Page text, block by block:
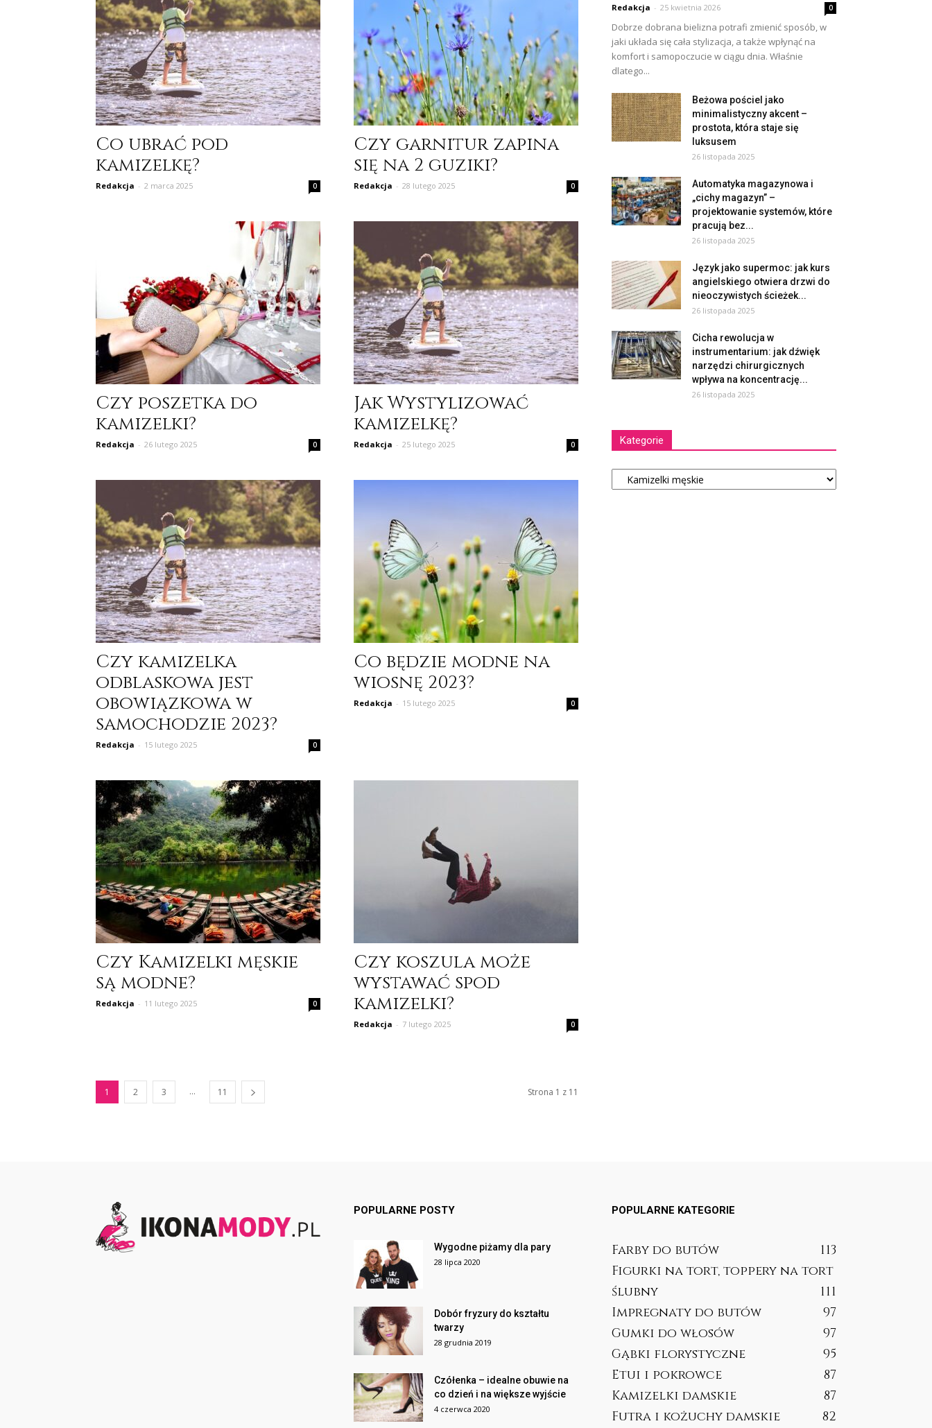
Co ubrać pod
kamizelkę?
Redakcja - 2 marca 2025 0
Czy garnitur zapina
się na 2 guziki?
Redakcja - 28 lutego 2025 0
Czy poszetka do
kamizelki?
Redakcja - 26 lutego 2025 0
Jak Wystylizować
kamizelkę?
Redakcja - 25 lutego 2025 0
Czy kamizelka
odblaskowa jest
obowiązkowa w
samochodzie 2023?
Redakcja - 15 lutego 2025 0
Co będzie modne na
wiosnę 2023?
Redakcja - 15 lutego 2025 0
Czy Kamizelki męskie
są modne?
Redakcja - 11 lutego 2025 0
Czy koszula może
wystawać spod
kamizelki?
Redakcja - 7 lutego 2025 0
1 2 3 ... 11 Strona 1 z 11
Redakcja - 25 kwietnia 2026 0
Dobrze dobrana bielizna potrafi zmienić sposób, w
jaki układa się cała stylizacja, a także wpłynąć na
komfort i samopoczucie w ciągu dnia. Właśnie
dlatego...
Beżowa pościel jako
minimalistyczny akcent –
prostota, która staje się
luksusem
26 listopada 2025
Automatyka magazynowa i
„cichy magazyn” –
projektowanie systemów, które
pracują bez...
26 listopada 2025
Język jako supermoc: jak kurs
angielskiego otwiera drzwi do
nieoczywistych ścieżek...
26 listopada 2025
Cicha rewolucja w
instrumentarium: jak dźwięk
narzędzi chirurgicznych
wpływa na koncentrację...
26 listopada 2025
Kategorie
Kategorie
POPULARNE POSTY
Wygodne piżamy dla pary
28 lipca 2020
Dobór fryzury do kształtu
twarzy
28 grudnia 2019
Czółenka – idealne obuwie na
co dzień i na większe wyjście
4 czerwca 2020
POPULARNE KATEGORIE
Farby do butów
113
Figurki na tort, toppery na tort
ślubny
111
Impregnaty do butów
97
Gumki do włosów
97
Gąbki florystyczne
95
Etui i pokrowce
87
Kamizelki damskie
87
Futra i kożuchy damskie
82